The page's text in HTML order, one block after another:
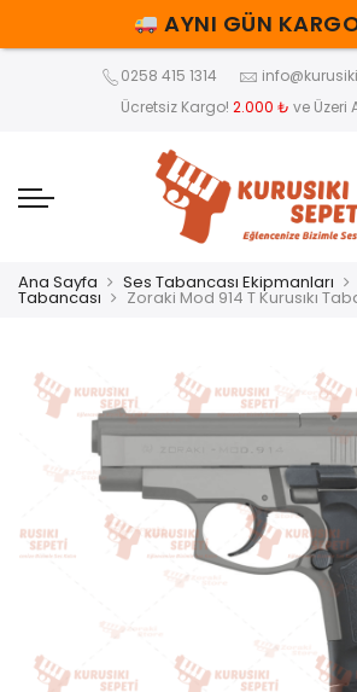
0258 415 1314
Ücretsiz Kargo! 2.000 ₺ ve Üzeri
Ana Sayfa Ses Tabancası Ekipmanları
Tabancası Zoraki Mod 914 T Kurusıkı
AYNI GÜN KARGO